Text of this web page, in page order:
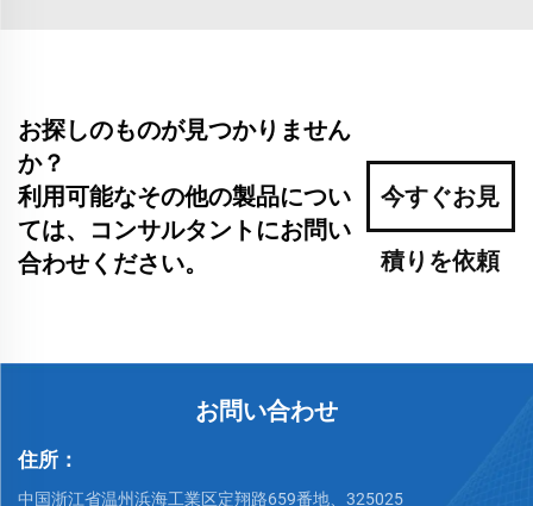
お探しのものが見つかりません
か？
利用可能なその他の製品につい
ては、コンサルタントにお問い
合わせください。
今すぐお見
積りを依頼
お問い合わせ
住所：
中国浙江省温州浜海工業区定翔路659番地、325025